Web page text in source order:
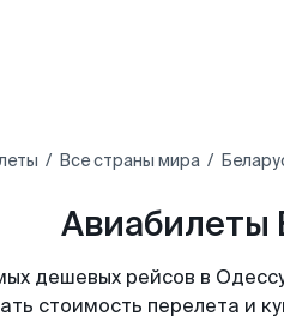
Все страны мира
Авиабилеты
дешевых рейсов в
стоимость перелета и